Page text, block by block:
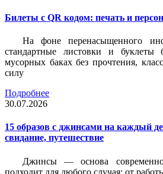
Билеты c QR кодом: печать и
На фоне перенасыщенного
стандартные листовки и буклеты
мусорных баках без прочтения,
силу
Подробнее
30.07.2026
15 образов с джинсами на каждый
свидание, путешествие
Джинсы — основа
подходит для любого случая: от